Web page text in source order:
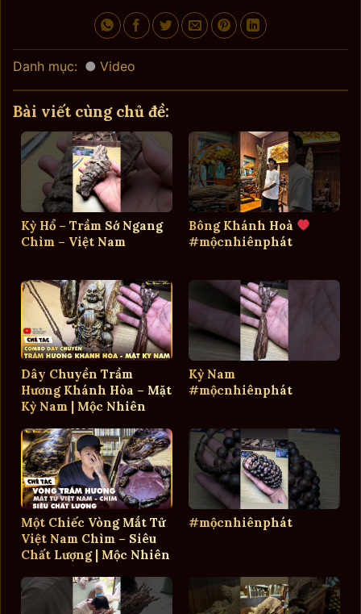
Danh mục: Video
Bài viết cùng chủ đề:
Kỳ Hổ – Trầm Sớ Ngang
Chìm – Việt Nam
Bông Khánh Hoà
#mộcnhiênphát
Dây Chuyền Trầm
Hương Khánh Hòa – Mặt
Kỳ Nam | Mộc Nhiên
Kỳ Nam
#mộcnhiênphát
Một Chiếc Vòng Mắt Tử
Việt Nam Chìm – Siêu
Chất Lượng | Mộc Nhiên
#mộcnhiênphát